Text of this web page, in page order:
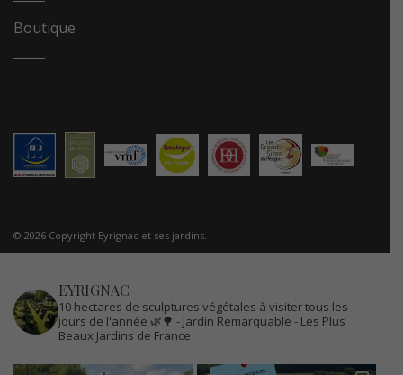
Boutique
© 2026 Copyright Eyrignac et ses jardins.
EYRIGNAC
10 hectares de sculptures végétales à visiter tous les
jours de l'année 🌿🌳 - Jardin Remarquable - Les Plus
Beaux Jardins de France